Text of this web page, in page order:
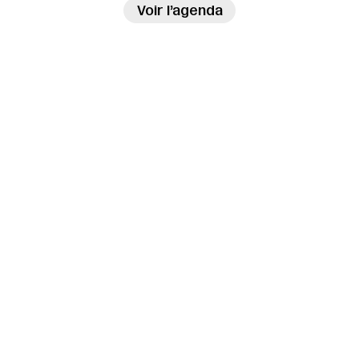
Voir l’agenda